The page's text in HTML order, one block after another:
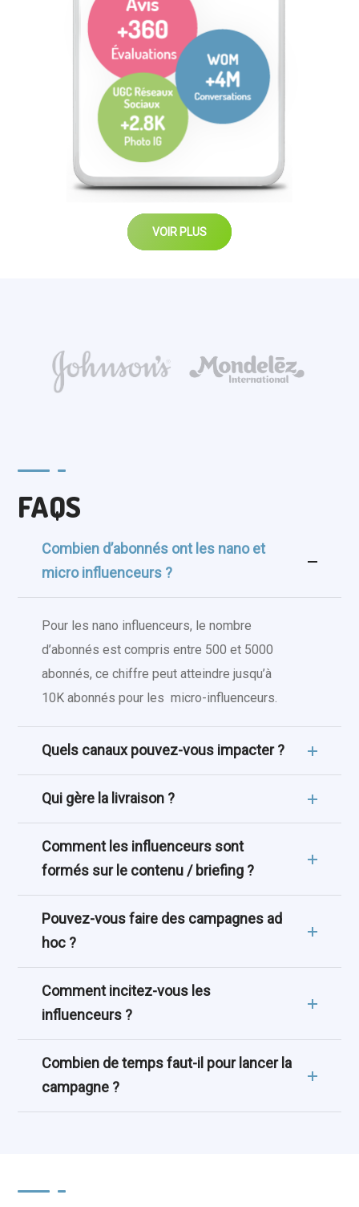
VOIR PLUS
FAQS
Combien d’abonnés ont les nano et
micro influenceurs ?
Pour les nano influenceurs, le nombre
d’abonnés est compris entre 500 et 5000
abonnés, ce chiffre peut atteindre jusqu’à
10K abonnés pour les micro-influenceurs.
Quels canaux pouvez-vous impacter ?
Qui gère la livraison ?
Comment les influenceurs sont
formés sur le contenu / briefing ?
Pouvez-vous faire des campagnes ad
hoc ?
Comment incitez-vous les
influenceurs ?
Combien de temps faut-il pour lancer la
campagne ?